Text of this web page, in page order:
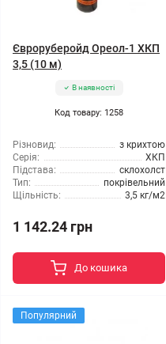
Євроруберойд Ореол-1 ХКП
3,5 (10 м)
В наявності
Код товару: 1258
Різновид:
з крихтою
Серія:
ХКП
Підстава:
склохолст
Тип:
покрівельний
Щільність:
3,5 кг/м2
1 142.24 грн
До кошика
Популярний